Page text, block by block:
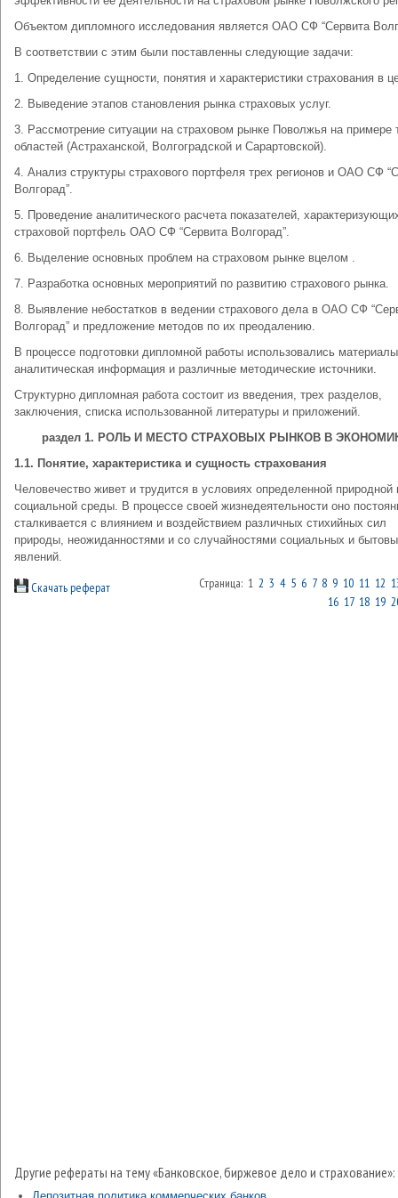
Объектом дипломного исследования является ОАО СФ “Сервита
В соответствии с этим были поставленны следующие задачи:
1. Определение сущности, понятия и характеристики страхования в
2. Выведение этапов становления рынка страховых услуг.
3. Рассмотрение ситуации на страховом рынке Поволжья на примере
областей (Астраханской, Волгоградской и Сарартовской).
4. Анализ структуры страхового портфеля трех регионов и ОАО СФ
Волгорад”.
5. Проведение аналитического расчета показателей,
страховой портфель ОАО СФ “Сервита Волгорад”.
6. Выделение основных проблем на страховом рынке вцелом .
7. Разработка основных мероприятий по развитию страхового рынка.
8. Выявление небостатков в ведении страхового дела в ОАО СФ
Волгорад” и предложение методов по их преодалению.
В процессе подготовки дипломной работы использовались
аналитическая информация и различные методические источники.
Структурно дипломная работа состоит из введения, трех разделов,
заключения, списка использованной литературы и приложений.
раздел 1. РОЛЬ И МЕСТО СТРАХОВЫХ РЫНКОВ В
1.1. Понятие, характеристика и сущность страхования
Человечество живет и трудится в условиях определенной природной
социальной среды. В процессе своей жизнедеятельности оно
сталкивается с влиянием и воздействием различных стихийных сил
природы, неожиданностями и со случайностями социальных и
явлений.
Скачать реферат Страница: 1 2 3 4 5 6 7 8 9 10 11 12
16 17 18 19
Другие рефераты на тему «Банковское, биржевое дело и страхование»: